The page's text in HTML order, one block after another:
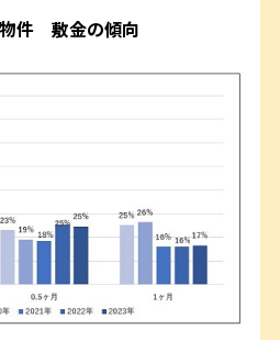
件 敷金の傾向